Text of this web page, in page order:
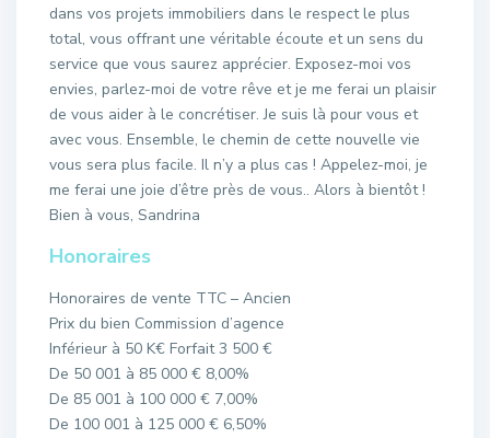
dans vos projets immobiliers dans le respect le plus
total, vous offrant une véritable écoute et un sens du
service que vous saurez apprécier. Exposez-moi vos
envies, parlez-moi de votre rêve et je me ferai un plaisir
de vous aider à le concrétiser. Je suis là pour vous et
avec vous. Ensemble, le chemin de cette nouvelle vie
vous sera plus facile. Il n’y a plus cas ! Appelez-moi, je
me ferai une joie d’être près de vous.. Alors à bientôt !
Bien à vous, Sandrina
Honoraires
Honoraires de vente TTC – Ancien
Prix du bien Commission d’agence
Inférieur à 50 K€ Forfait 3 500 €
De 50 001 à 85 000 € 8,00%
De 85 001 à 100 000 € 7,00%
De 100 001 à 125 000 € 6,50%